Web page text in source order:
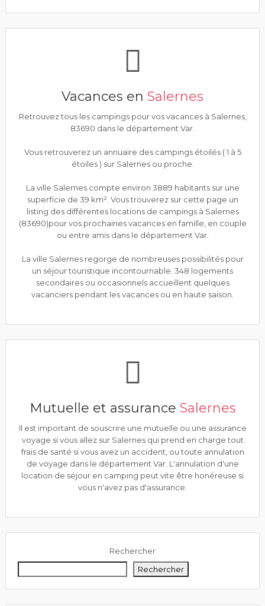
Vacances en Salernes
Retrouvez tous les campings pour vos vacances à Salernes,
83690 dans le département Var.
Vous retrouverez un annuaire des campings étoilés ( 1 à 5
étoiles ) sur Salernes ou proche.
La ville Salernes compte environ 3889 habitants sur une
superficie de 39 km². Vous trouverez sur cette page un
listing des différentes locations de campings à Salernes
(83690)pour vos prochaines vacances en famille, en couple
ou entre amis dans le département Var.
La ville Salernes regorge de nombreuses possibilités pour
un séjour touristique incontournable. 348 logements
secondaires ou occasionnels accueillent quelques
vacanciers pendant les vacances ou en haute saison.
Mutuelle et assurance Salernes
Il est important de souscrire une mutuelle ou une assurance
voyage si vous allez sur Salernes qui prend en charge tout
frais de santé si vous avez un accident, ou toute annulation
de voyage dans le département Var. L'annulation d'une
location de séjour en camping peut vite être honéreuse si
vous n'avez pas d'assurance.
Rechercher
Rechercher